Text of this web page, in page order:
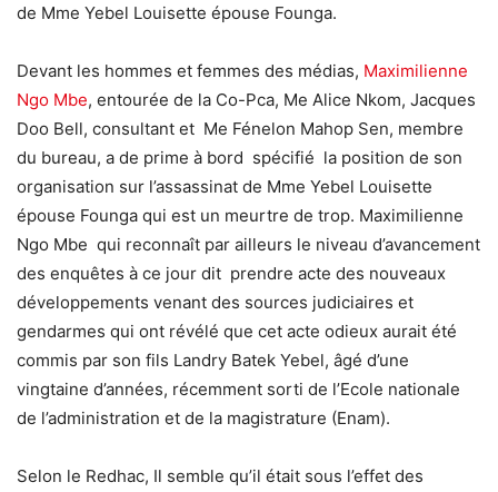
de Mme Yebel Louisette épouse Founga.
Devant les hommes et femmes des médias, Maximilienne
Ngo Mbe, entourée de la Co-Pca, Me Alice Nkom, Jacques
Doo Bell, consultant et Me Fénelon Mahop Sen, membre
du bureau, a de prime à bord spécifié la position de son
organisation sur l’assassinat de Mme Yebel Louisette
épouse Founga qui est un meurtre de trop. Maximilienne
Ngo Mbe qui reconnaît par ailleurs le niveau d’avancement
des enquêtes à ce jour dit prendre acte des nouveaux
développements venant des sources judiciaires et
gendarmes qui ont révélé que cet acte odieux aurait été
commis par son fils Landry Batek Yebel, âgé d’une
vingtaine d’années, récemment sorti de l’Ecole nationale
de l’administration et de la magistrature (Enam).
Selon le Redhac, Il semble qu’il était sous l’effet des